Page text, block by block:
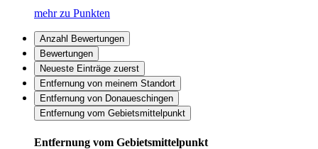
mehr zu Punkten
Anzahl Bewertungen
Bewertungen
Neueste Einträge zuerst
Entfernung von meinem Standort
Entfernung von Donaueschingen
Entfernung vom Gebietsmittelpunkt
Entfernung vom Gebietsmittelpunkt